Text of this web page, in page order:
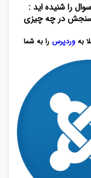
را شنیده اید :
سنجش در چه چیزی
بهوردپرس را به شما